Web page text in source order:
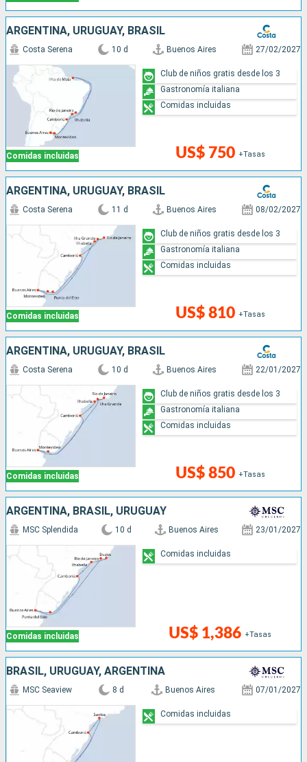
ARGENTINA, URUGUAY, BRASIL
Comidas incluidas
Costa Serena 10 d Buenos Aires 27/02/2027
US$ 750 +Tasas
Club de niños gratis desde los 3
Gastronomía italiana
Comidas incluidas
ARGENTINA, URUGUAY, BRASIL
Comidas incluidas
Costa Serena 11 d Buenos Aires 08/02/2027
US$ 810 +Tasas
Club de niños gratis desde los 3
Gastronomía italiana
Comidas incluidas
ARGENTINA, URUGUAY, BRASIL
Comidas incluidas
Costa Serena 10 d Buenos Aires 22/01/2027
US$ 850 +Tasas
Club de niños gratis desde los 3
Gastronomía italiana
Comidas incluidas
ARGENTINA, BRASIL, URUGUAY
Comidas incluidas
MSC Splendida 10 d Buenos Aires 23/01/2027
US$ 1,386 +Tasas
Comidas incluidas
BRASIL, URUGUAY, ARGENTINA
MSC Seaview 8 d Buenos Aires 07/01/2027
Comidas incluidas